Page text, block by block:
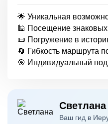
🌟 Уникальная
🕌 Посещение
📜 Погружение в
🔄 Гибкость маршрута
🎯 Индивидуальный
Светлана
Ваш гид в